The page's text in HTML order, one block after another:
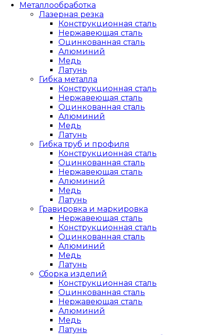
Металлообработка
Лазерная резка
Конструкционная сталь
Нержавеющая сталь
Оцинкованная сталь
Алюминий
Медь
Латунь
Гибка металла
Конструкционная сталь
Нержавеющая сталь
Оцинкованная сталь
Алюминий
Медь
Латунь
Гибка труб и профиля
Конструкционная сталь
Оцинкованная сталь
Нержавеющая сталь
Алюминий
Медь
Латунь
Гравировка и маркировка
Нержавеющая сталь
Конструкционная сталь
Оцинкованная сталь
Алюминий
Медь
Латунь
Сборка изделий
Конструкционная сталь
Оцинкованная сталь
Нержавеющая сталь
Алюминий
Медь
Латунь